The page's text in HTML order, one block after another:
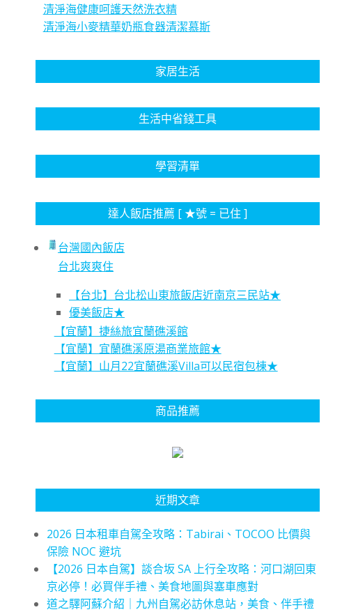
清淨海健康呵護天然洗衣精
清淨海小麥精華奶瓶食器清潔慕斯
家居生活
生活中省錢工具
學習清單
達人飯店推薦 [ ★號 = 已住 ]
台灣國內飯店
台北爽爽住
【台北】台北松山東旅飯店近南京三民站★
優美飯店★
【宜蘭】捷絲旅宜蘭礁溪館
【宜蘭】宜蘭礁溪原湯商業旅館★
【宜蘭】山月22宜蘭礁溪Villa可以民宿包棟★
商品推薦
近期文章
2026 日本租車自駕全攻略：Tabirai、TOCOO 比價與
保險 NOC 避坑
【2026 日本自駕】談合坂 SA 上行全攻略：河口湖回東
京必停！必買伴手禮、美食地圖與塞車應對
道之驛阿蘇介紹｜九州自駕必訪休息站，美食、伴手禮